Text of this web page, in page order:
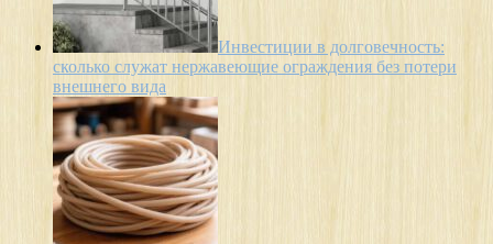
Инвестиции в долговечность:
сколько служат нержавеющие ограждения без потери
внешнего вида